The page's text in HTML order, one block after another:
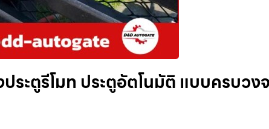
ระตูรีโมท ประตูอัตโนมัติ แบบครบวง